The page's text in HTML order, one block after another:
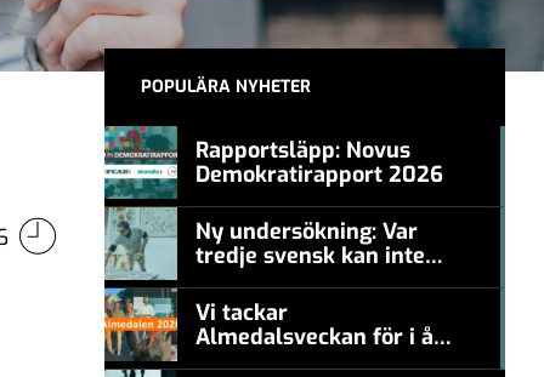
POPULÄRA NYHETER
Rapportsläpp: Novus
Demokratirapport 2026
Ny undersökning: Var
tredje svensk kan inte
konstnär
#457a7b
Vi tackar
Almedalsveckan för i år!